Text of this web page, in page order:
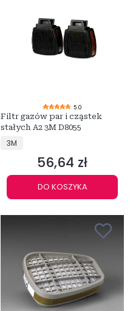
5.0
Filtr gazów par i cząstek
stałych A2 3M D8055
PRODUCENT
3M
Cena
56,64 zł
DO KOSZYKA